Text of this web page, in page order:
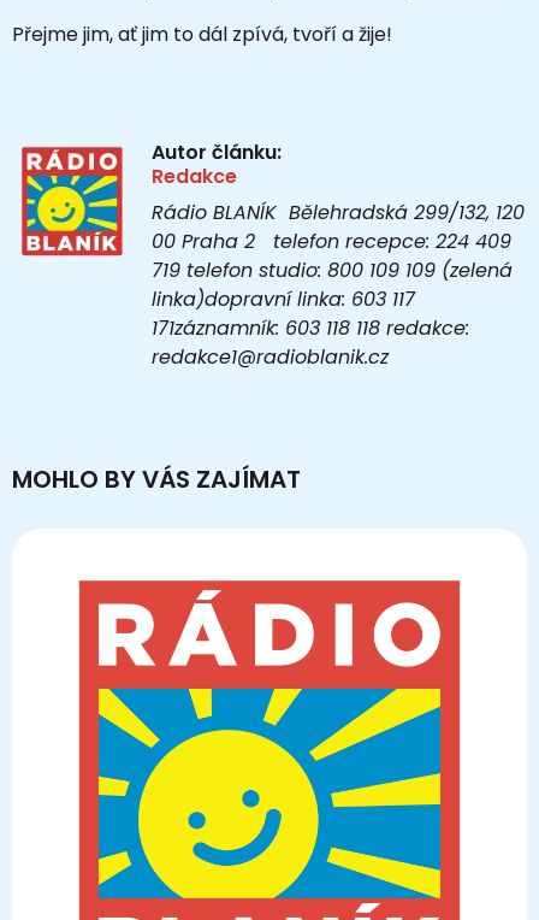
Přejme jim, ať jim to dál zpívá, tvoří a žije!
Autor článku:
Redakce
Rádio BLANÍK Bělehradská 299/132, 120
00 Praha 2 telefon recepce: 224 409
719 telefon studio: 800 109 109 (zelená
linka)dopravní linka: 603 117
171záznamník: 603 118 118 redakce:
redakce1@radioblanik.cz
MOHLO BY VÁS ZAJÍMAT